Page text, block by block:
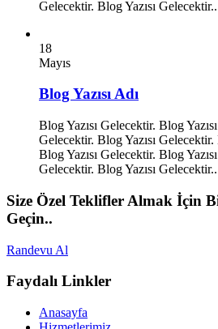
Gelecektir. Blog Yazısı
18
Mayıs
Blog Yazısı Adı
Blog Yazısı Gelecektir. Blog
Gelecektir. Blog Yazısı Gelecektir.
Blog Yazısı Gelecektir. Blog
Gelecektir. Blog Yazısı
Size Özel Teklifler Almak İçin
Geçin..
Randevu Al
Faydalı Linkler
Anasayfa